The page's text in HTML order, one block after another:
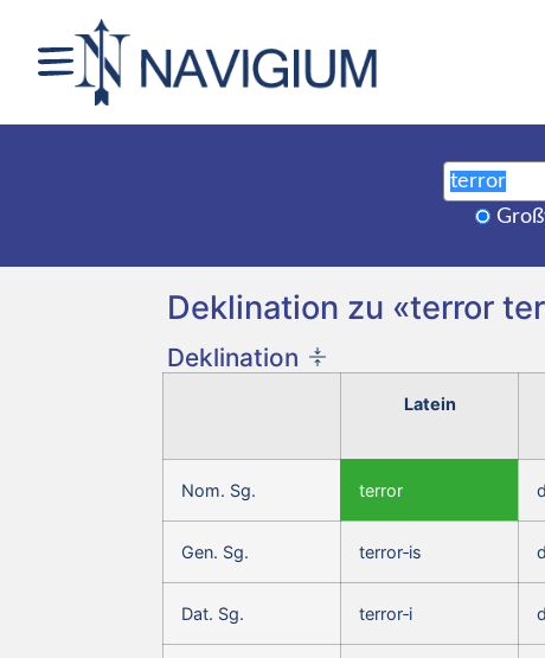
Deklination zu «terror
Deklination
Latein
Nom. Sg. terror
Gen. Sg. terror‑is
Dat. Sg. terror‑i